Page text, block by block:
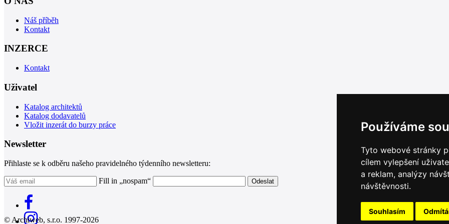
Používáme
Tyto webové stránky
cílem vylepšení
a reklam, analýzy
návštěvnosti.
Souhlasím
Náš příběh
Kontakt
INZERCE
Kontakt
Uživatel
Katalog architektů
Katalog dodavatelů
Vložit inzerát do burzy práce
Newsletter
Přihlaste se k odběru našeho pravidelného týdenního newsletteru:
Fill in „nospam“
© Archiweb, s.r.o. 1997-2026